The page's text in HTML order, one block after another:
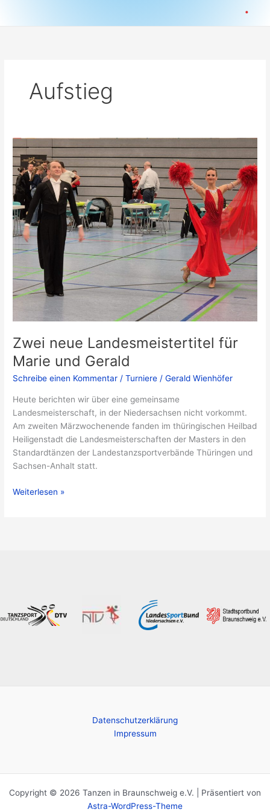
.
Aufstieg
Zwei neue Landesmeistertitel für
Marie und Gerald
Schreibe einen Kommentar /Turniere /Gerald Wienhöfer
Heute berichten wir über eine gemeinsame
Landesmeisterschaft, in der Niedersachsen nicht vorkommt.
Am zweiten Märzwochenende fanden im thüringischen Heilbad
Heiligenstadt die Landesmeisterschaften der Masters in den
Standardtänzen der Landestanzsportverbände Thüringen und
Sachsen-Anhalt statt.
Zwei
Weiterlesen »
Datenschutzerklärung
Impressum
Copyright © 2026 Tanzen in Braunschweig e.V. | Präsentiert von
Astra-WordPress-Theme